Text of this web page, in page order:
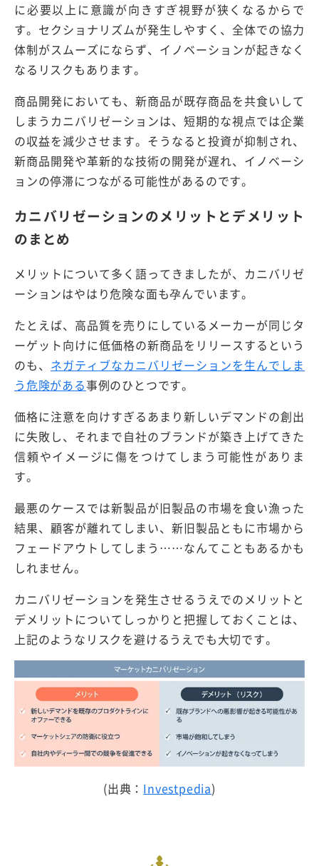
に必要以上に意識が向きすぎ視野が狭くなるからで
す。セクショナリズムが発生しやすく、全体での協力
体制がスムーズにならず、イノベーションが起きなく
なるリスクもあります。
商品開発においても、新商品が既存商品を共食いして
しまうカニバリゼーションは、短期的な視点では企業
の収益を減少させます。そうなると投資が抑制され、
新商品開発や革新的な技術の開発が遅れ、イノベーシ
ョンの停滞につながる可能性があるのです。
カニバリゼーションのメリットとデメリット
のまとめ
メリットについて多く語ってきましたが、カニバリゼ
ーションはやはり危険な面も孕んでいます。
たとえば、高品質を売りにしているメーカーが同じタ
ーゲット向けに低価格の新商品をリリースするという
のも、 ネガティブなカニバリゼーションを生んでしま
う危険がある事例のひとつです。
価格に注意を向けすぎるあまり新しいデマンドの創出
に失敗し、それまで自社のブランドが築き上げてきた
信頼やイメージに傷をつけてしまう可能性がありま
す。
最悪のケースでは新製品が旧製品の市場を食い漁った
結果、顧客が離れてしまい、新旧製品ともに市場から
フェードアウトしてしまう……なんてこともあるかも
しれません。
カニバリゼーションを発生させるうえでのメリットと
デメリットについてしっかりと把握しておくことは、
上記のようなリスクを避けるうえでも大切です。
(出典： Investpedia)